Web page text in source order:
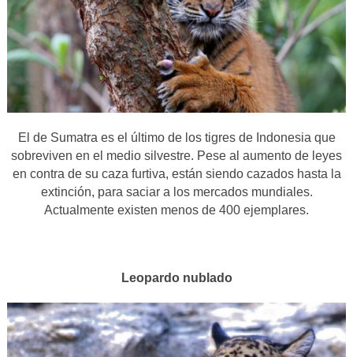
El de Sumatra es el último de los tigres de Indonesia que
sobreviven en el medio silvestre. Pese al aumento de leyes
en contra de su caza furtiva, están siendo cazados hasta la
extinción, para saciar a los mercados mundiales.
Actualmente existen menos de 400 ejemplares.
Leopardo nublado